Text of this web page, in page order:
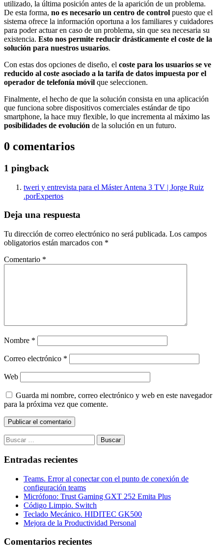
utilizado, la última posición antes de la aparición de un problema.
De esta forma, no es necesario un centro de control puesto que el
sistema ofrece la información oportuna a los familiares y cuidadores
para poder actuar en caso de un problema, sin que sea necesaria su
existencia. Esto nos permite reducir drásticamente el coste de la
solución para nuestros usuarios.
Con estas dos opciones de diseño, el coste para los usuarios se ve
reducido al coste asociado a la tarifa de datos impuesta por el
operador de telefonía móvil que seleccionen.
Finalmente, el hecho de que la solución consista en una aplicación
que funciona sobre dispositivos comerciales estándar de tipo
smartphone, la hace muy flexible, lo que incrementa al máximo las
posibilidades de evolución de la solución en un futuro.
0 comentarios
1 pingback
tweri y entrevista para el Máster Antena 3 TV | Jorge Ruiz
.porExpertos
Deja una respuesta
Tu dirección de correo electrónico no será publicada. Los campos
obligatorios están marcados con *
Comentario *
Nombre *
Correo electrónico *
Web
Guarda mi nombre, correo electrónico y web en este navegador
para la próxima vez que comente.
Buscar:
Entradas recientes
Teams. Error al conectar con el punto de conexión de
configuración teams
Micrófono: Trust Gaming GXT 252 Emita Plus
Código Limpio. Switch
Teclado Mecánico. HIDITEC GK500
Mejora de la Productividad Personal
Comentarios recientes